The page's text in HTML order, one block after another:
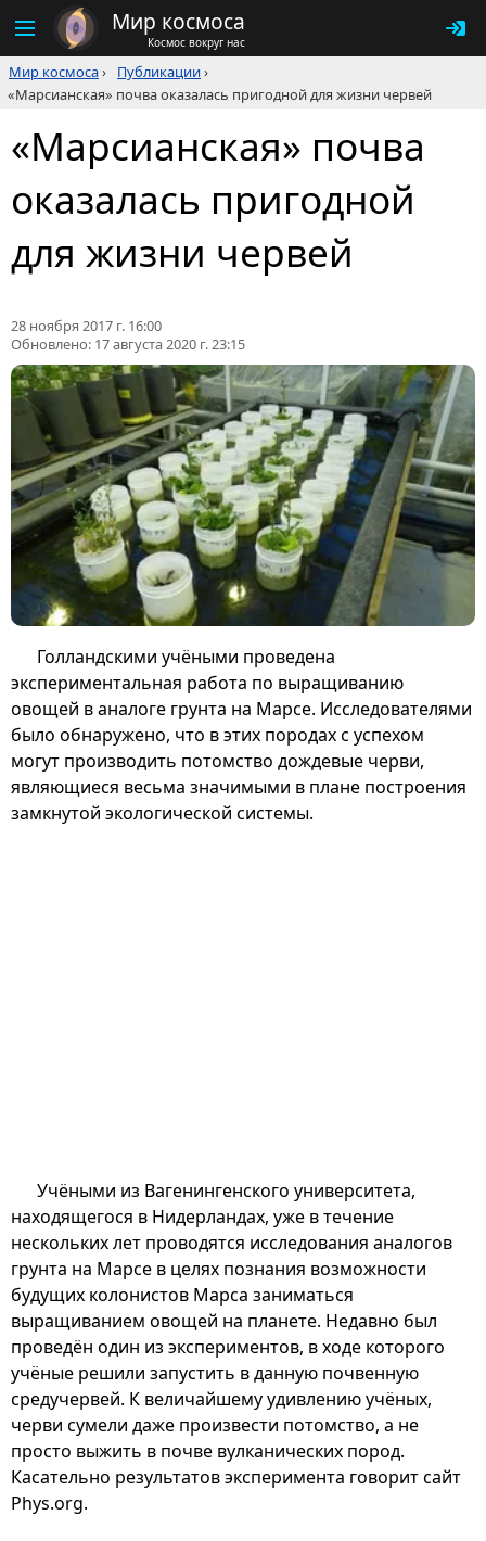
Мир космоса
Космос вокруг нас
Мир космоса› Публикации›
«Марсианская» почва оказалась пригодной для жизни червей
«Марсианская» почва
оказалась пригодной
для жизни червей
28 ноября 2017 г. 16:00
Обновлено: 17 августа 2020 г. 23:15
Голландскими учёными проведена
экспериментальная работа по выращиванию
овощей в аналоге грунта на Марсе. Исследователями
было обнаружено, что в этих породах с успехом
могут производить потомство дождевые черви,
являющиеся весьма значимыми в плане построения
замкнутой экологической системы.
Учёными из Вагенингенского университета,
находящегося в Нидерландах, уже в течение
нескольких лет проводятся исследования аналогов
грунта на Марсе в целях познания возможности
будущих колонистов Марса заниматься
выращиванием овощей на планете. Недавно был
проведён один из экспериментов, в ходе которого
учёные решили запустить в данную почвенную
средучервей. К величайшему удивлению учёных,
черви сумели даже произвести потомство, а не
просто выжить в почве вулканических пород.
Касательно результатов эксперимента говорит сайт
Phys.org.